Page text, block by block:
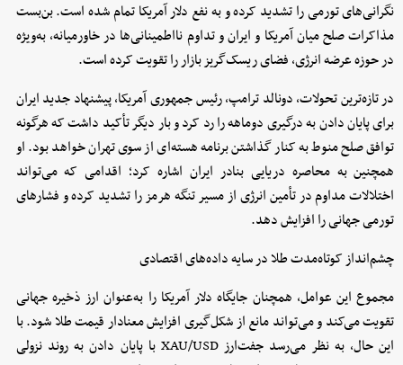
نگرانی‌های تورمی را تشدید کرده و به نفع دلار آمریکا تمام شده است. بن‌بست
مذاکرات صلح میان آمریکا و ایران و تداوم نااطمینانی‌ها در خاورمیانه، به‌ویژه
در حوزه عرضه انرژی، فضای ریسک‌گریز بازار را تقویت کرده است.
در تازه‌ترین تحولات، دونالد ترامپ، رئیس جمهوری آمریکا، پیشنهاد جدید ایران
برای پایان دادن به درگیری دوماهه را رد کرد و بار دیگر تأکید داشت که هرگونه
توافق صلح منوط به کنار گذاشتن برنامه هسته‌ای از سوی تهران خواهد بود. او
همچنین به محاصره دریایی بنادر ایران اشاره کرد؛ اقدامی که می‌تواند
اختلالات مداوم در تأمین انرژی از مسیر تنگه هرمز را تشدید کرده و فشارهای
تورمی جهانی را افزایش دهد.
چشم‌انداز کوتاه‌مدت طلا در سایه داده‌های اقتصادی
مجموع این عوامل، همچنان جایگاه دلار آمریکا را به‌عنوان ارز ذخیره جهانی
تقویت می‌کند و می‌تواند مانع از شکل‌گیری افزایش معنادار قیمت طلا شود. با
این حال، به نظر می‌رسد جفت‌ارز XAU/USD با پایان دادن به روند نزولی